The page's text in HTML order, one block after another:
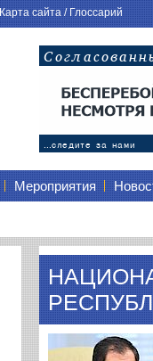
Карта сайта/Глоссарий
Мероприятия